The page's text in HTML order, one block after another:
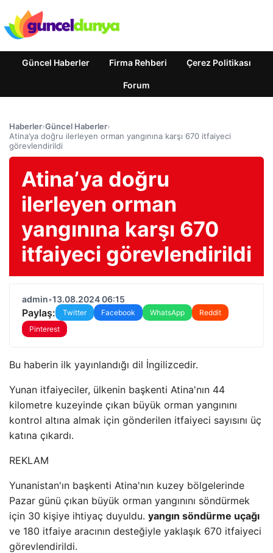
Güncel Haberler Firma Rehberi Çerez Politikası
Forum
Haberler›Güncel Haberler›
Atina’ya doğru ilerleyen orman yangınına karşı 670 itfaiyeci
görevlendirildi
Atina’ya doğru
ilerleyen orman
yangınına karşı 670
itfaiyeci görevlendirildi
admin•13.08.2024 06:15
Paylaş: Twitter Facebook WhatsApp
Reddit
Pinterest
Bu haberin ilk yayınlandığı dil İngilizcedir.
Yunan itfaiyeciler, ülkenin başkenti Atina'nın 44
kilometre kuzeyinde çıkan büyük orman yangınını
kontrol altına almak için gönderilen itfaiyeci sayısını üç
katına çıkardı.
REKLAM
Yunanistan'ın başkenti Atina'nın kuzey bölgelerinde
Pazar günü çıkan büyük orman yangınını söndürmek
için 30 kişiye ihtiyaç duyuldu. yangın söndürme uçağı
ve 180 itfaiye aracının desteğiyle yaklaşık 670 itfaiyeci
görevlendirildi.